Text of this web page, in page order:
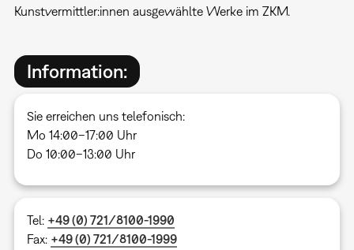
Kunstvermittler:innen ausgewählte Werke im ZKM.
Information:
Sie erreichen uns telefonisch:
Mo 14:00–17:00 Uhr
Do 10:00–13:00 Uhr
Tel: +49 (0) 721/8100-1990
Fax: +49 (0) 721/8100-1999